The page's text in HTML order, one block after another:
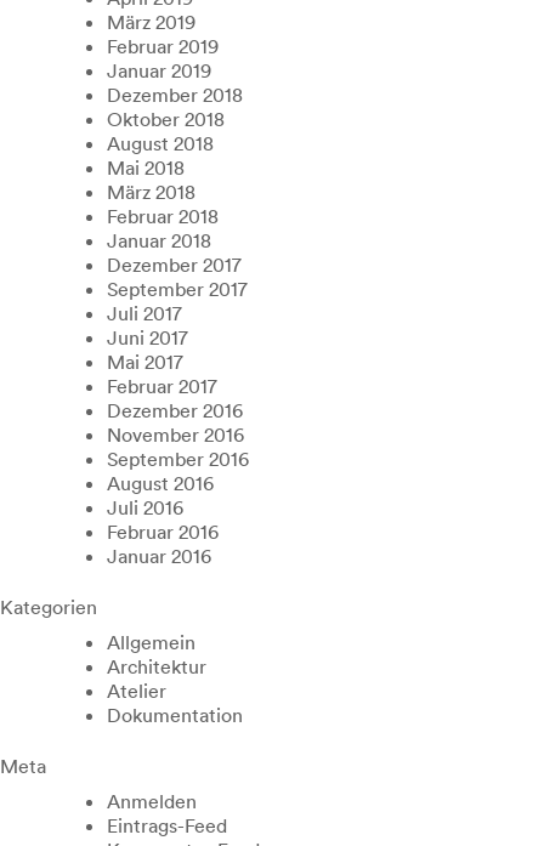
März 2019
Februar 2019
Januar 2019
Dezember 2018
Oktober 2018
August 2018
Mai 2018
März 2018
Februar 2018
Januar 2018
Dezember 2017
September 2017
Juli 2017
Juni 2017
Mai 2017
Februar 2017
Dezember 2016
November 2016
September 2016
August 2016
Juli 2016
Februar 2016
Januar 2016
Kategorien
Allgemein
Architektur
Atelier
Dokumentation
Meta
Anmelden
Eintrags-Feed